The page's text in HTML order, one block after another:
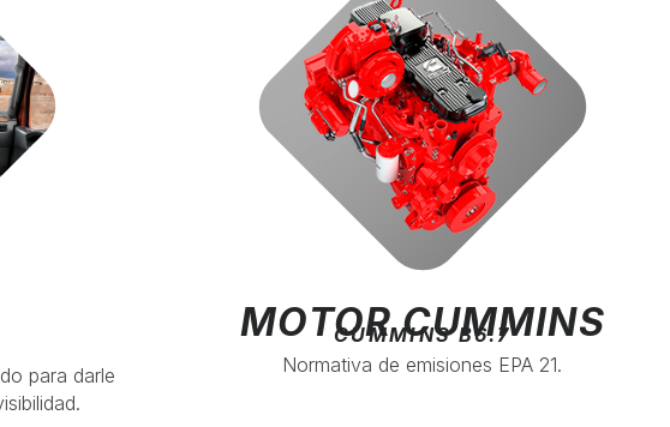
para darle
MOTOR CUMMINS
CUMMINS B6.7
Normativa de emisiones EPA 21.